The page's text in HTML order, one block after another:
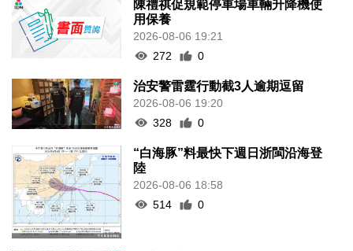
陳禮祺促規範停車場車輛升降機使
用保養
2026-08-06 19:21
272
0
治安警雷霆行動截3人逾期逗留
2026-08-06 19:20
328
0
“白海豚”料最快下週日浙閩沿海登
陸
2026-08-06 18:58
514
0